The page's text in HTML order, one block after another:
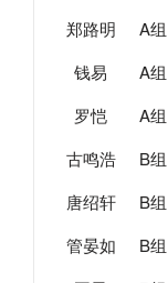
郑路明 A组
钱易 A组
罗恺 A组
古鸣浩 B组
唐绍轩 B组
管晏如 B组